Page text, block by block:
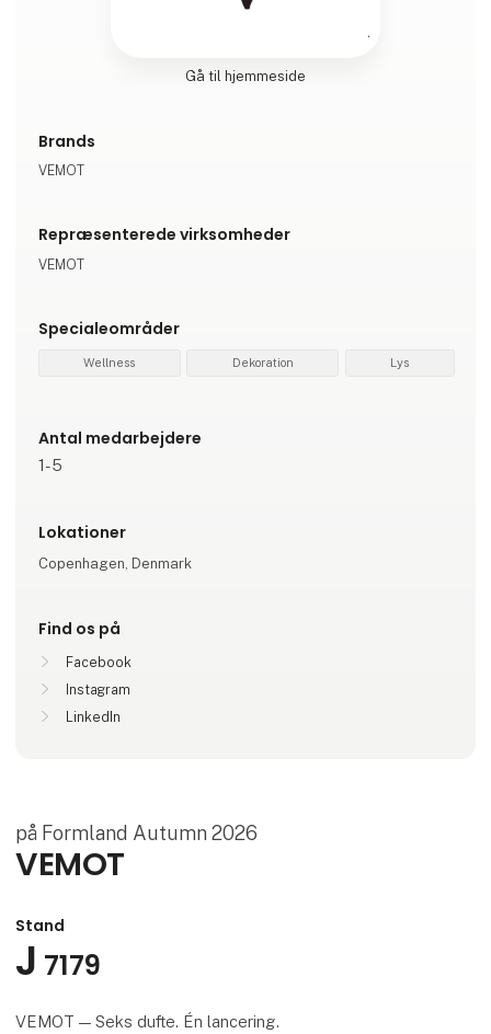
Gå til hjemmeside
Brands
VEMOT
Repræsenterede virksomheder
VEMOT
Specialeområder
Wellness Dekoration Lys
Antal medarbejdere
1-5
Lokationer
Copenhagen, Denmark
Find os på
Facebook
Instagram
LinkedIn
på Formland Autumn 2026
VEMOT
Stand
J 7179
VEMOT — Seks dufte. Én lancering.